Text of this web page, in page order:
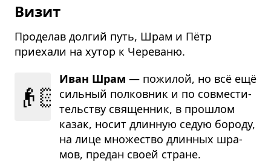
Визит
Проделав долгий путь, Шрам и Пётр
приехали на хутор к Череваню.
👴🏻
Иван Шрам — пожи­лой, но всё ещё
силь­ный пол­ков­ник и по сов­ме­сти­
тель­ству свя­щен­ник, в про­шлом
казак, носит длин­ную седую бороду,
на лице мно­же­ство длин­ных шра­
мов, пре­дан своей стране.